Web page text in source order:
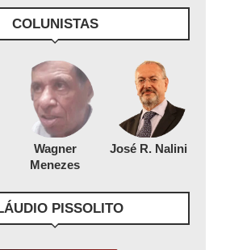
COLUNISTAS
Wagner
Menezes
José R. Nalini
PISSOLITO